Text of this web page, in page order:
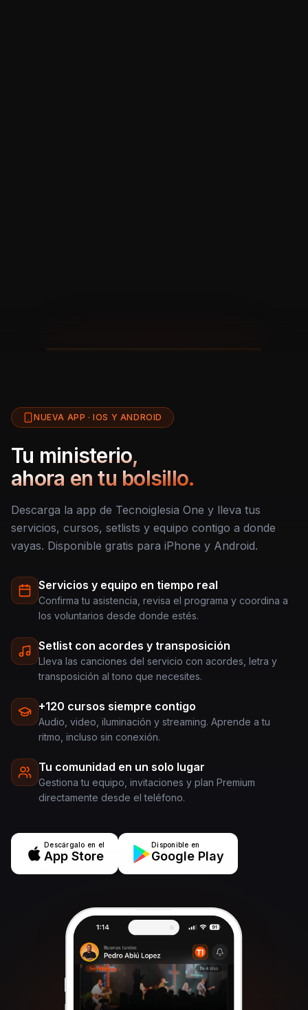
NUEVA APP · IOS Y ANDROID
Tu ministerio,
ahora en tu bolsillo.
Descarga la app de Tecnoiglesia One y lleva tus
servicios, cursos, setlists y equipo contigo a donde
vayas. Disponible gratis para iPhone y Android.
Servicios y equipo en tiempo real
Confirma tu asistencia, revisa el programa y coordina a
los voluntarios desde donde estés.
Setlist con acordes y transposición
Lleva las canciones del servicio con acordes, letra y
transposición al tono que necesites.
+120 cursos siempre contigo
Audio, video, iluminación y streaming. Aprende a tu
ritmo, incluso sin conexión.
Tu comunidad en un solo lugar
Gestiona tu equipo, invitaciones y plan Premium
directamente desde el teléfono.
Descárgalo en el
App Store
Disponible en
Google Play